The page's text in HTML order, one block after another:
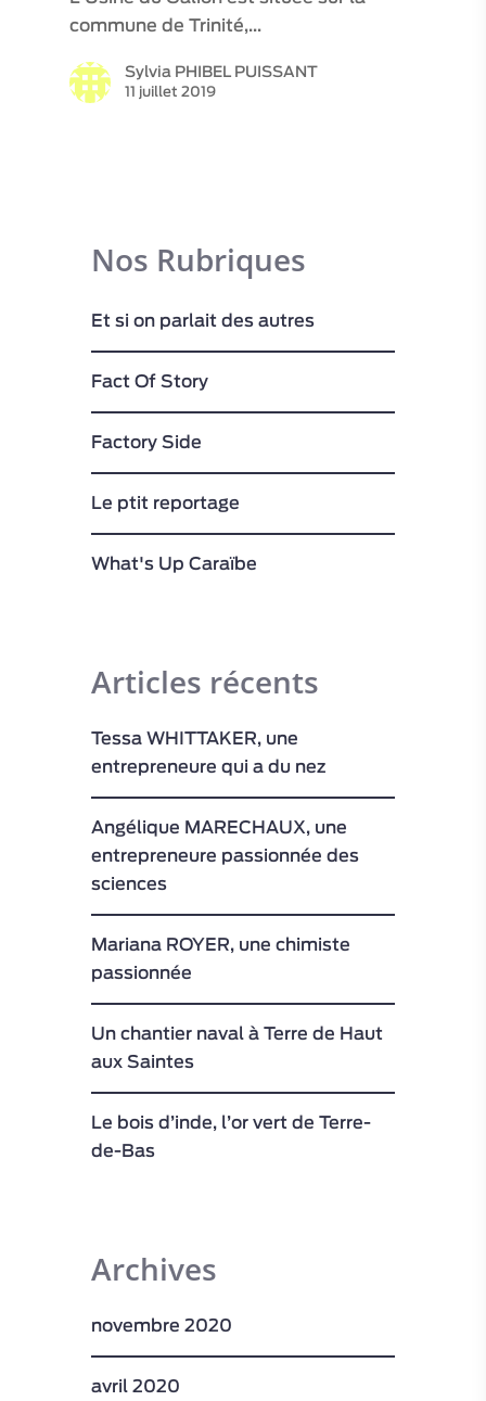
commune de Trinité,…
Sylvia PHIBEL PUISSANT
11 juillet 2019
Nos Rubriques
Et si on parlait des autres
Fact Of Story
Factory Side
Le ptit reportage
What's Up Caraïbe
Articles récents
Tessa WHITTAKER, une
entrepreneure qui a du nez
Angélique MARECHAUX, une
entrepreneure passionnée des
sciences
Mariana ROYER, une chimiste
passionnée
Un chantier naval à Terre de Haut
aux Saintes
Le bois d’inde, l’or vert de Terre-
de-Bas
Archives
novembre 2020
avril 2020